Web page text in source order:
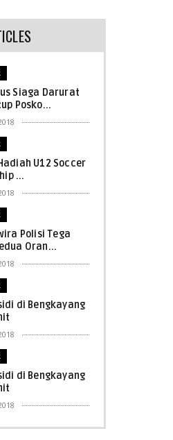
Siaga Darurat
Posko...
U12 Soccer
...
Polisi Tega
Oran...
di Bengkayang
di Bengkayang